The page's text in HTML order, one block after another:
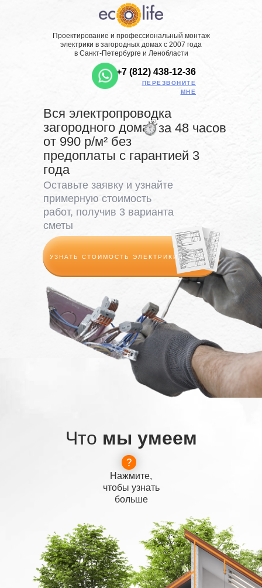
Проектирование и профессиональный монтаж
электрики в загородных домах с 2007 года
в Санкт-Петербурге и Ленобласти
+7 (812) 438-12-36
Вся электропроводка
загородного дома
от 990 р/м² без
предоплаты с гарантией 3
года
Оставьте заявку и узнайте
примерную стоимость
работ, получив 3 варианта
сметы
ПЕРЕЗВОНИТЕ
МНЕ
за 48 часов
УЗНАТЬ СТОИМОСТЬ ЭЛЕКТРИКИ
Что мы умеем
Нажмите,
чтобы узнать
больше